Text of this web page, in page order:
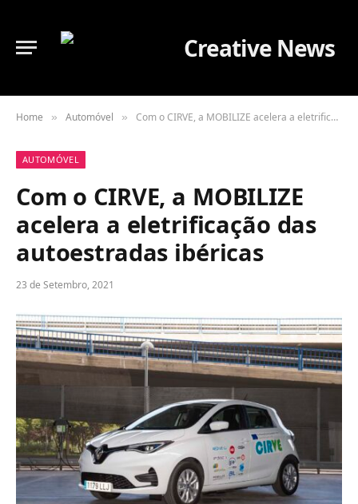
Home » Automóvel » Com o CIRVE, a MOBILIZE acelera a eletrificação das autoestradas ibéricas
AUTOMÓVEL
Com o CIRVE, a MOBILIZE
acelera a eletrificação das
autoestradas ibéricas
23 de Setembro, 2021